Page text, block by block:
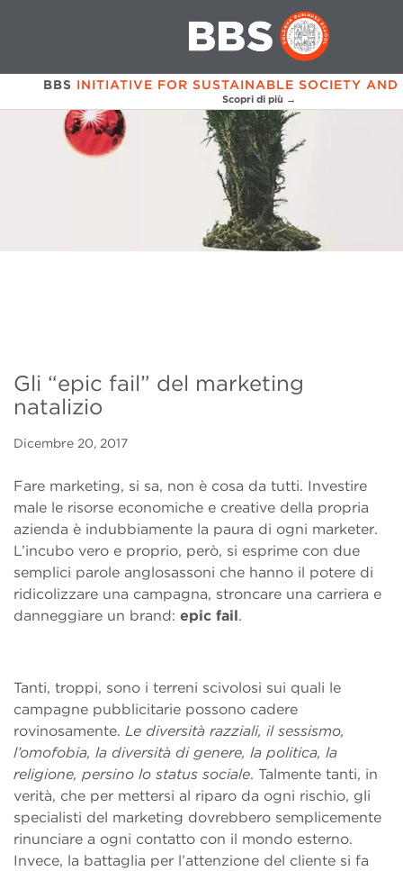
BBS INITIATIVE FOR SUSTAINABLE SOCIETY AND
Scopri di più →
Gli “epic fail” del marketing
natalizio
Dicembre 20, 2017
Fare marketing, si sa, non è cosa da tutti. Investire
male le risorse economiche e creative della propria
azienda è indubbiamente la paura di ogni marketer.
L’incubo vero e proprio, però, si esprime con due
semplici parole anglosassoni che hanno il potere di
ridicolizzare una campagna, stroncare una carriera e
danneggiare un brand: epic fail.
Tanti, troppi, sono i terreni scivolosi sui quali le
campagne pubblicitarie possono cadere
rovinosamente. Le diversità razziali, il sessismo,
l’omofobia, la diversità di genere, la politica, la
religione, persino lo status sociale. Talmente tanti, in
verità, che per mettersi al riparo da ogni rischio, gli
specialisti del marketing dovrebbero semplicemente
rinunciare a ogni contatto con il mondo esterno.
Invece, la battaglia per l’attenzione del cliente si fa